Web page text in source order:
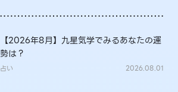
【2026年8月】九星気学でみるあなたの運
勢は？
占い 2026.08.01